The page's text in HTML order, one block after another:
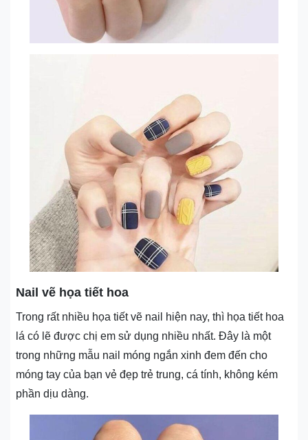
Nail vẽ họa tiết hoa
Trong rất nhiều họa tiết vẽ nail hiện nay, thì họa tiết hoa
lá có lẽ được chị em sử dụng nhiều nhất. Đây là một
trong những mẫu nail móng ngắn xinh đem đến cho
móng tay của bạn vẻ đẹp trẻ trung, cá tính, không kém
phần dịu dàng.